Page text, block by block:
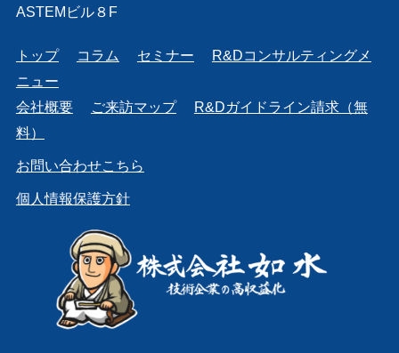
ASTEMビル８F
トップ コラム セミナー
R&Dコンサルティングメ
ニュー
会社概要
ご来訪マップ
R&Dガイドライン請求（無
料）
お問い合わせこちら
個人情報保護方針